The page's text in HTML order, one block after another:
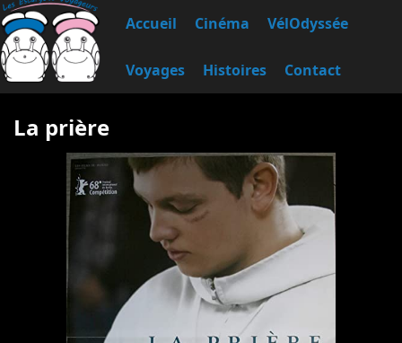
Accueil Cinéma VélOdyssée
Voyages Histoires Contact
La prière